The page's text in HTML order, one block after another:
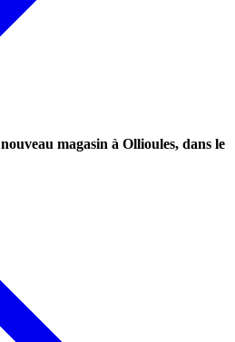
magasin à Ollioules, dans le